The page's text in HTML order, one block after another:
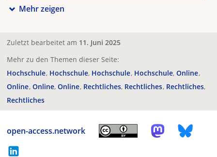
Mehr zeigen
Zuletzt bearbeitet am 11. Juni 2025
Mehr zu den Themen dieser Seite:
Hochschule Hochschule Hochschule Hochschule Online
Online Online Online Rechtliches Rechtliches Rechtliches
Rechtliches
open-access.network